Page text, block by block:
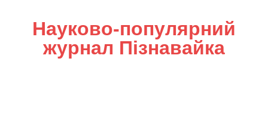
Науково-популярний
журнал Пізнавайка